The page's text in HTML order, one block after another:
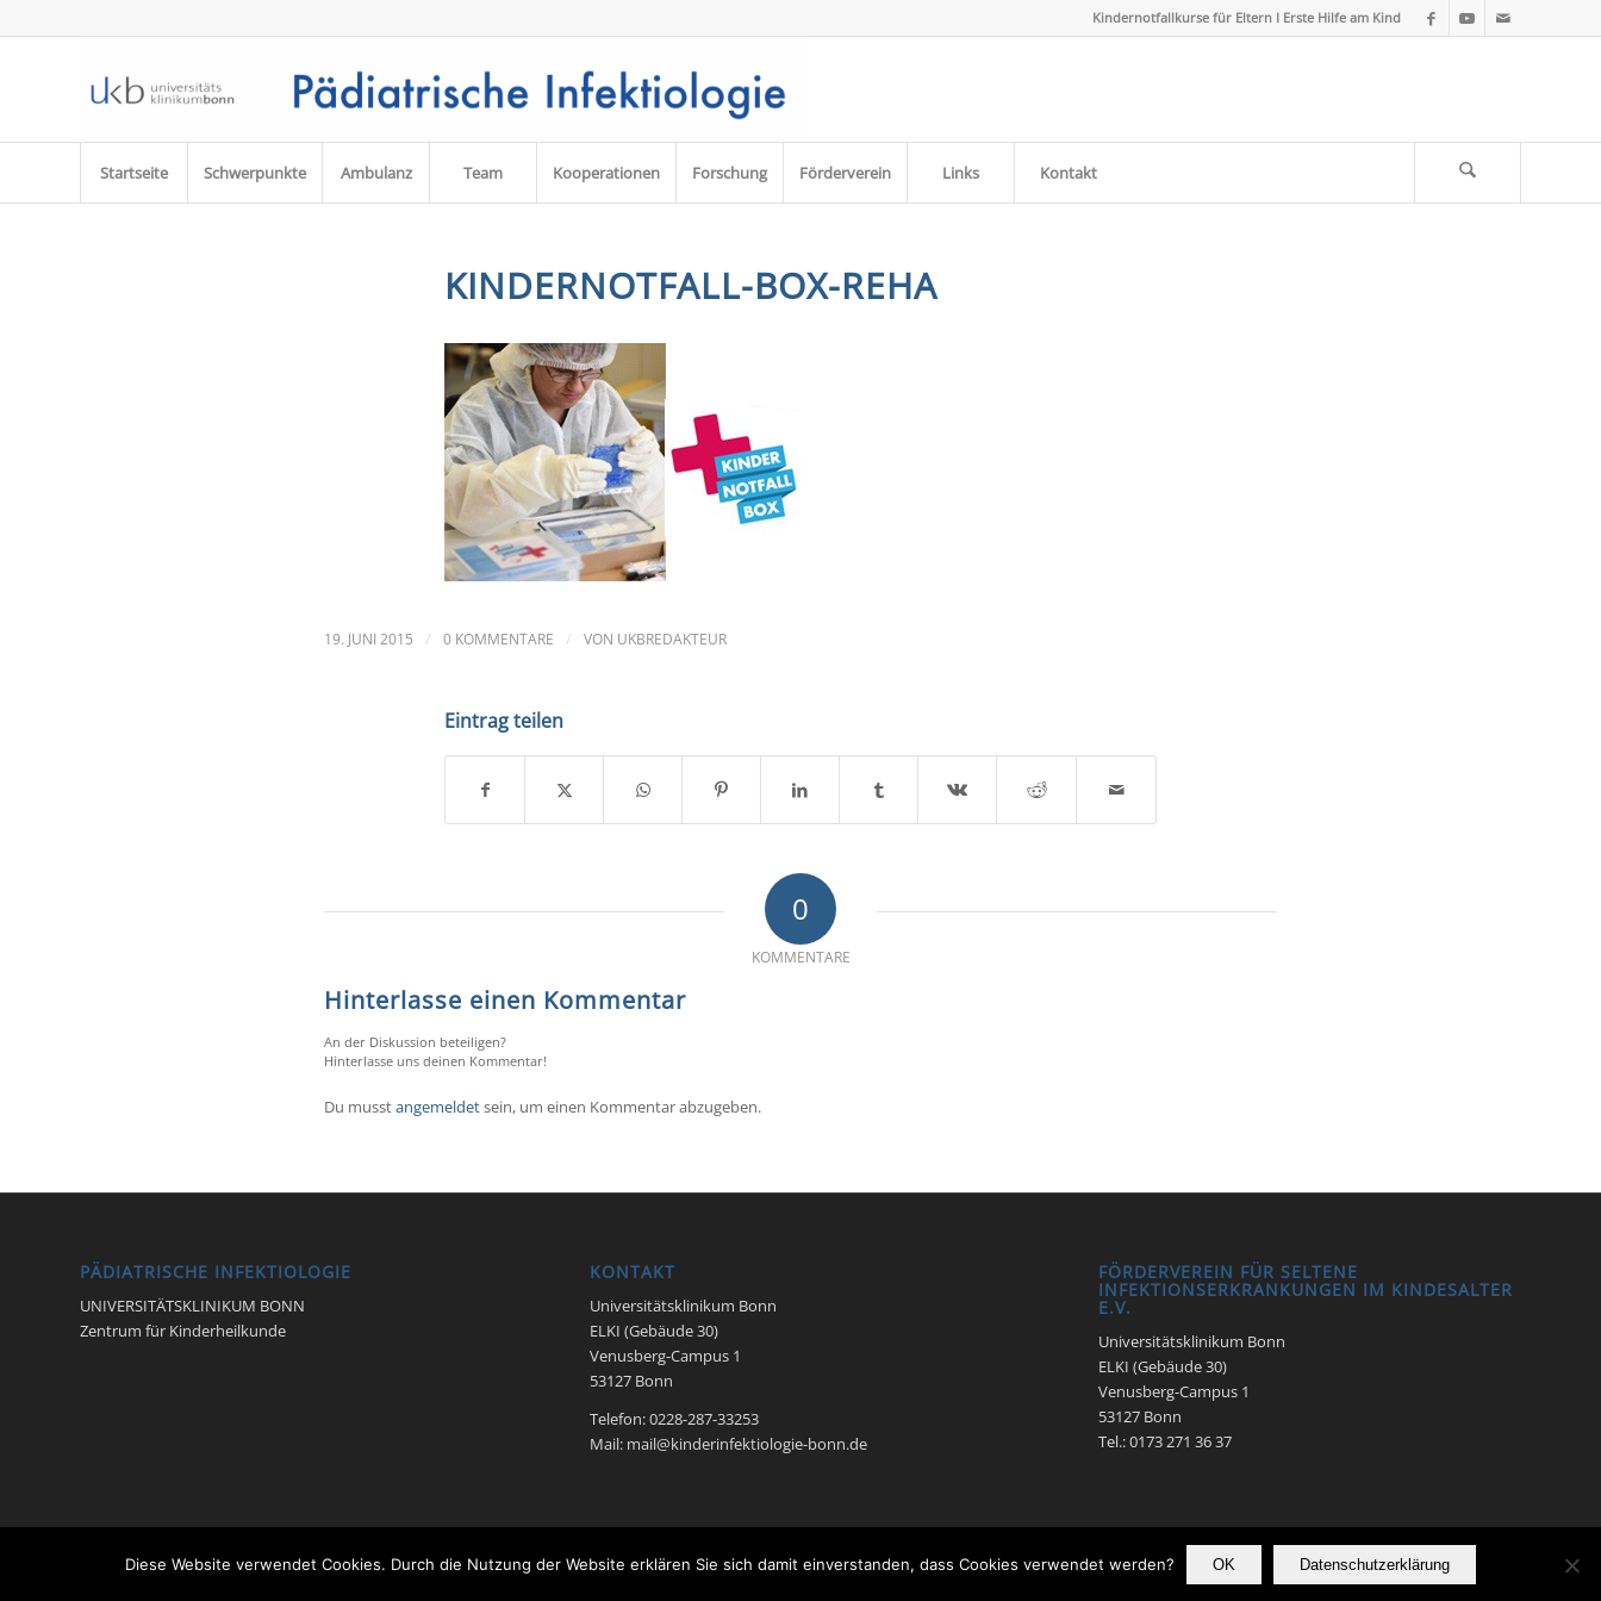
Kindernotfallkurse für Eltern I Erste Hilfe am Kind
Startseite Schwerpunkte Ambulanz Team Kooperationen Forschung Förderverein Links Kontakt
KINDERNOTFALL-BOX-REHA
19. JUNI 2015 / 0 KOMMENTARE / VON UKBREDAKTEUR
Eintrag teilen
0
KOMMENTARE
Hinterlasse einen Kommentar
An der Diskussion beteiligen?
Hinterlasse uns deinen Kommentar!
Du musstangemeldetsein, um einen Kommentar abzugeben.
PÄDIATRISCHE INFEKTIOLOGIE
UNIVERSITÄTSKLINIKUM BONN
Zentrum für Kinderheilkunde
KONTAKT
Universitätsklinikum Bonn
ELKI (Gebäude 30)
Venusberg-Campus 1
53127 Bonn
Telefon: 0228-287-33253
Mail: mail@kinderinfektiologie-bonn.de
FÖRDERVEREIN FÜR SELTENE
INFEKTIONSERKRANKUNGEN IM KINDESALTER
E.V.
Universitätsklinikum Bonn
ELKI (Gebäude 30)
Venusberg-Campus 1
53127 Bonn
Tel.: 0173 271 36 37
© Pädiatrische Infektiologie -Enfold Theme by Kriesi
Diese Website verwendet Cookies. Durch die Nutzung der Website erklären Sie sich damit einverstanden, dass Cookies verwendet werden? OK Datenschutzerklärung